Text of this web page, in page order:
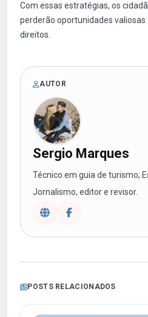
Com essas estratégias, os
perderão oportunidades valiosas
direitos.
AUTOR
Sergio Marques
Técnico em guia de turismo;
Jornalismo, editor e revisor.
POSTS RELACIONADOS